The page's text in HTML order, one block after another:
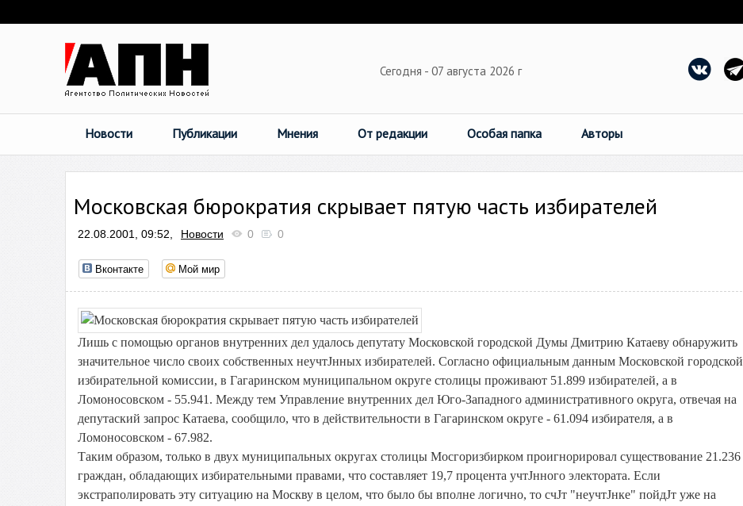
Сегодня - 07 августа 2026 г
Новости Публикации Мнения От редакции Особая папка Авторы
Московская бюрократия скрывает пятую часть избирателей
22.08.2001, 09:52, Новости 0 0
Вконтакте Мой мир
Лишь с помощью органов внутренних дел удалось депутату Московской городской Думы Дмитрию Катаеву обнаружить
значительное число своих собственных неучтЈнных избирателей. Согласно официальным данным Московской городской
избирательной комиссии, в Гагаринском муниципальном округе столицы проживают 51.899 избирателей, а в
Ломоносовском - 55.941. Между тем Управление внутренних дел Юго-Западного административного округа, отвечая на
депутаский запрос Катаева, сообщило, что в действительности в Гагаринском округе - 61.094 избирателя, а в
Ломоносовском - 67.982.
Таким образом, только в двух муниципальных округах столицы Мосгоризбирком проигнорировал существование 21.236
граждан, обладающих избирательными правами, что составляет 19,7 процента учтЈнного электората. Если
экстраполировать эту ситуацию на Москву в целом, что было бы вполне логично, то счЈт "неучтЈнке" пойдЈт уже на